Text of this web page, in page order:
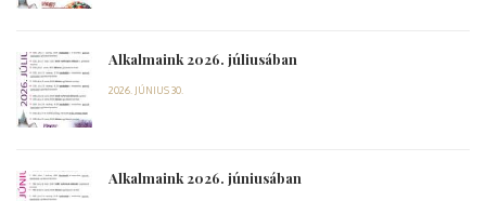
Alkalmaink 2026. júliusában
2026. JÚNIUS 30.
Alkalmaink 2026. júniusában